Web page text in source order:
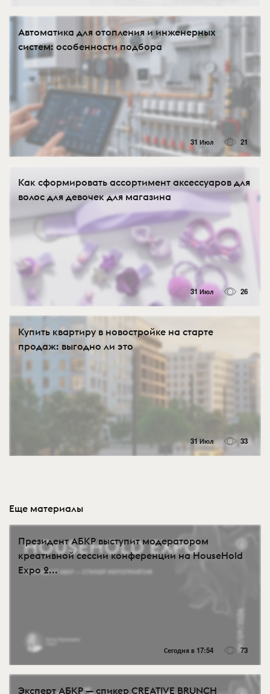
Автоматика для отопления и инженерных
систем: особенности подбора
31 Июл 21
Как сформировать ассортимент аксессуаров для
волос для девочек для магазина
31 Июл 26
Купить квартиру в новостройке на старте
продаж: выгодно ли это
31 Июл 33
Еще материалы
Президент АБКР выступит модератором
креативной сессии конференции на HouseHold
Expo 2...
Сегодня в 17:54 73
Эксперт АБКР — спикер CREATIVE BRUNCH